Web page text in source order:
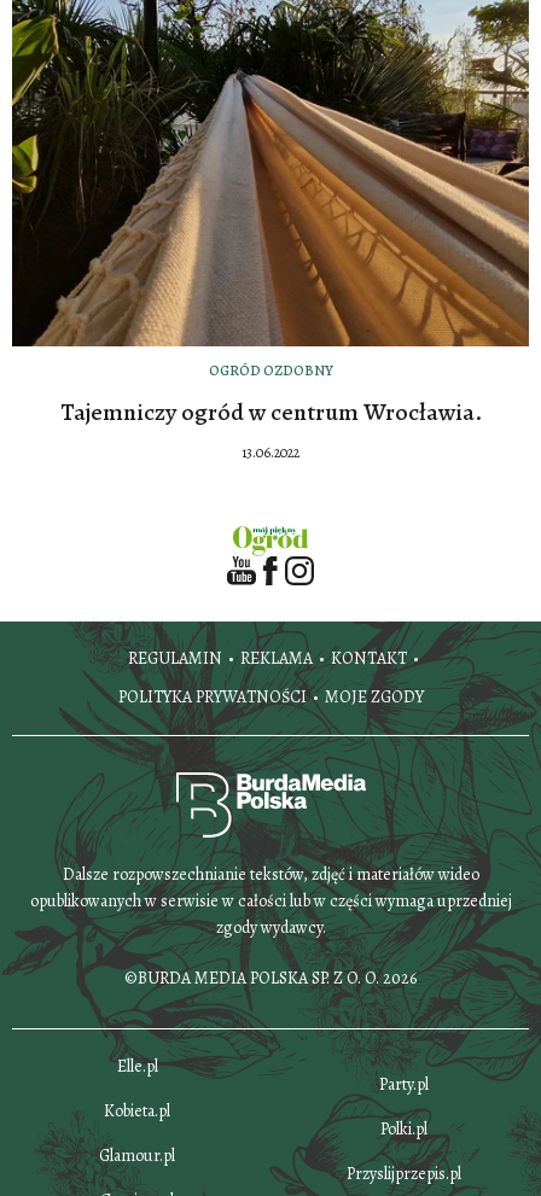
OGRÓD OZDOBNY
Tajemniczy ogród w centrum Wrocławia.
13.06.2022
REGULAMIN REKLAMA
KONTAKT
POLITYKA PRYWATNOŚCI
MOJE ZGODY
Dalsze rozpowszechnianie tekstów, zdjęć i materiałów wideo
opublikowanych w serwisie w całości lub w części wymaga uprzedniej
zgody wydawcy.
©BURDA MEDIA POLSKA SP. Z O. O. 2026
Elle.pl
Kobieta.pl
Glamour.pl
Party.pl
Polki.pl
Przyslijprzepis.pl